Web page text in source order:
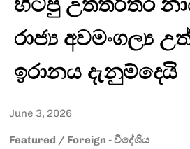
රාජ්‍ය අවමංගල්‍ය
ඉරානය දැනුම්දෙයි
June 3, 2026
Featured / Foreign - විදේශිය